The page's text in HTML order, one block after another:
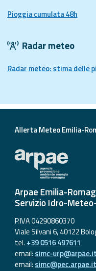
Pioggia cumulata 48h
Radar meteo
Radar meteo: stima delle
Allerta Meteo Emilia-
Arpae Emilia-
Servizio Idro-
P.IVA 04290860370
Viale Silvani 6, 40122
tel. +39 0516 497611
email: simc-urp@arpae.it
email: simc@pec.arpae.it